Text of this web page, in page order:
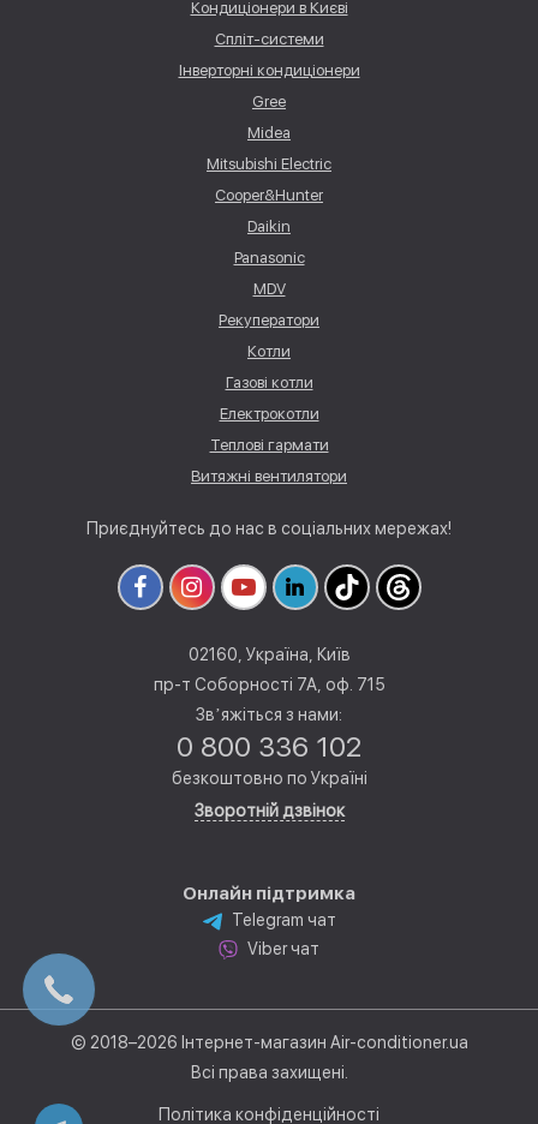
Кондиціонери в Києві
Спліт-системи
Інверторні кондиціонери
Gree
Midea
Mitsubishi Electric
Cooper&Hunter
Daikin
Panasonic
MDV
Рекуператори
Котли
Газові котли
Електрокотли
Теплові гармати
Витяжні вентилятори
Приєднуйтесь до нас в соціальних мережах!
02160, Україна, Київ
пр-т Соборності 7А, оф. 715
Звʼяжіться з нами:
0 800 336 102
безкоштовно по Україні
Зворотній дзвінок
Онлайн підтримка
Telegram чат
Viber чат
© 2018–2026 Інтернет-магазин Air-conditioner.ua
Всі права захищені.
Політика конфіденційності